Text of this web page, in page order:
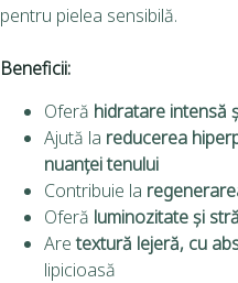
pentru pielea sensibilă.
Beneficii:
Oferă hidratare intensă
Ajută la reducerea
nuanței tenului
Contribuie la
Oferă luminozitate și
Aretextură lejeră, cu
lipicioasă